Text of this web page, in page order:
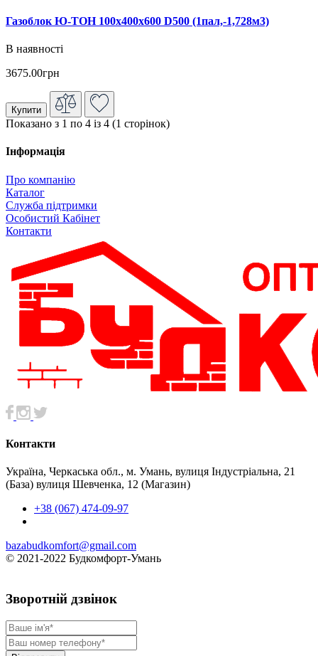
Газоблок Ю-ТОН 100х400х600 D500 (1пал,-1,728м3)
В наявності
3675.00грн
Купити
Показано з 1 по 4 із 4 (1 сторінок)
Інформація
Про компанію
Каталог
Служба підтримки
Особистий Кабінет
Контакти
Контакти
Україна, Черкаська обл., м. Умань, вулиця Індустріальна, 21
(База) вулиця Шевченка, 12 (Магазин)
+38 (067) 474-09-97
bazabudkomfort@gmail.com
© 2021-2022 Будкомфорт-Умань
Зворотній дзвінок